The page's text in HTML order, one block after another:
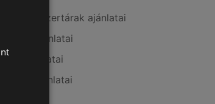
Gyógyszertárak ajánlatai
ajánlatai
ajánlatai
ajánlatai